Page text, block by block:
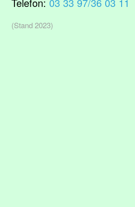
(Stand 2023)